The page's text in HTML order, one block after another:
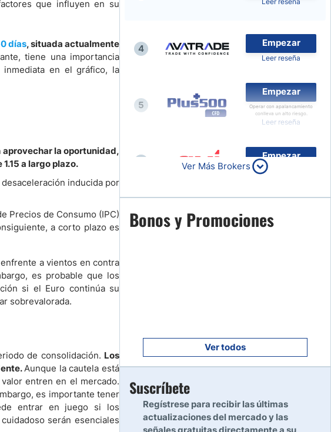
que influyen en su
días, situada actualmente
tiene una importancia
en el gráfico, la
aprovechar la oportunidad,
a largo plazo.
inducida por
Precios de Consumo (IPC)
a corto plazo es
a vientos en contra
es probable que los
si el Euro continúa su
sobrevalorada.
de consolidación. Los
Aunque la cautela está
entren en el mercado.
es importante tener
entrar en juego si los
serán esenciales
4
Empezar
Leer reseña
5
Empezar
Operar con apalancamiento
conlleva un alto riesgo.
Leer reseña
Empezar
Leer reseña
7
Leer reseña
Leer reseña
10
Ver Más Brokers
Bonos y Promociones
Ver todos
Suscríbete
Regístrese para recibir las últimas
actualizaciones del mercado y las